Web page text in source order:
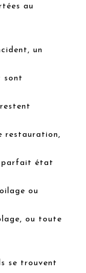
au
un
sont
restauration,
parfait état
ou
ou toute
se trouvent